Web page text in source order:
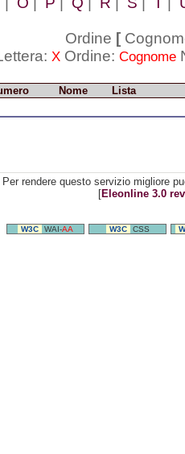
Ordine [
X Ordine: Cognome
Nome Lista
Per rendere questo servizio migliore
[Eleonline 3.0
W3C WAI-AA W3C CSS